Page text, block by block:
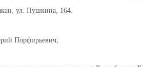
ул. Пушкина, 164.
Порфирьевич;